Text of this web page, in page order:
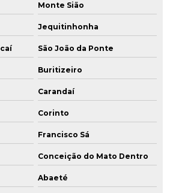
Monte Sião
Jequitinhonha
São João da Ponte
Buritizeiro
Carandaí
Corinto
Francisco Sá
Conceição do Mato Dentro
Abaeté